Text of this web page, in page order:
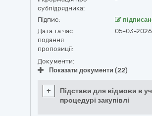
субпідрядника:
Підпис:
Дата та час
подання
пропозиції:
05-03-
Документи:
Показати документи (22)
+
Підстави для відмови в
процедурі закупівлі